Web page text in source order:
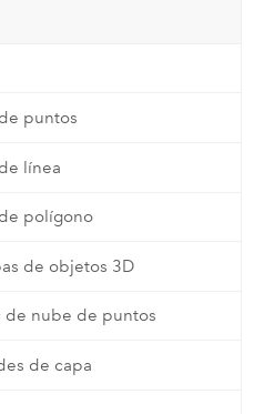
puntos
línea
polígono
de objetos 3D
de nube de puntos
de capa